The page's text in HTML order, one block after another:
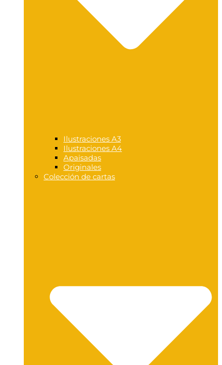
Ilustraciones A3
Ilustraciones A4
Apaisadas
Originales
Colección de cartas